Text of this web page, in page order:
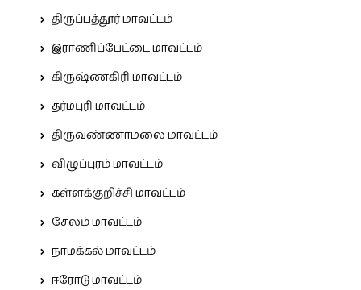
திருப்பத்தூர் மாவட்டம்
இராணிப்பேட்டை மாவட்டம்
கிருஷ்ணகிரி மாவட்டம்
தர்மபுரி மாவட்டம்
திருவண்ணாமலை மாவட்டம்
விழுப்புரம் மாவட்டம்
கள்ளக்குறிச்சி மாவட்டம்
சேலம் மாவட்டம்
நாமக்கல் மாவட்டம்
ஈரோடு மாவட்டம்